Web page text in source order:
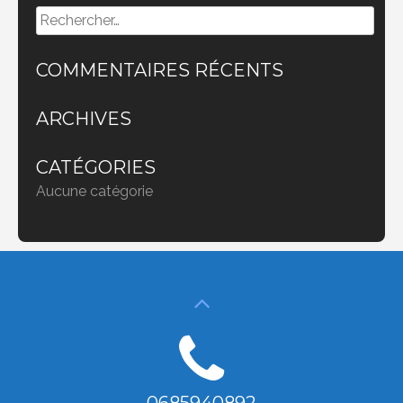
Rechercher :
COMMENTAIRES RÉCENTS
ARCHIVES
CATÉGORIES
Aucune catégorie